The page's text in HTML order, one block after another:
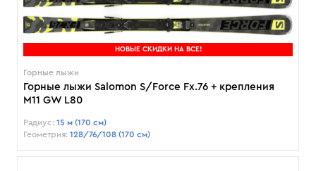
НОВЫЕ СКИДКИ НА ВСЕ!
Горные лыжи
Горные лыжи Salomon S/Force Fx.76 + крепления
M11 GW L80
Радиус: 15 м (170 см)
Геометрия: 128/76/108 (170 см)